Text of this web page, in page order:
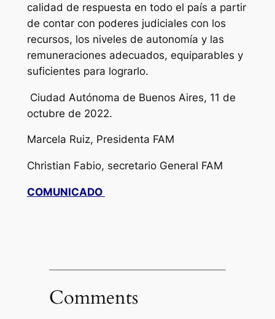
calidad de respuesta en todo el país a partir
de contar con poderes judiciales con los
recursos, los niveles de autonomía y las
remuneraciones adecuados, equiparables y
suficientes para lograrlo.
Ciudad Autónoma de Buenos Aires, 11 de
octubre de 2022.
Marcela Ruiz, Presidenta FAM
Christian Fabio, secretario General FAM
COMUNICADO
Comments